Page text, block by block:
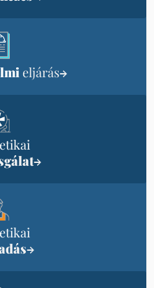
eljárás→
→
→